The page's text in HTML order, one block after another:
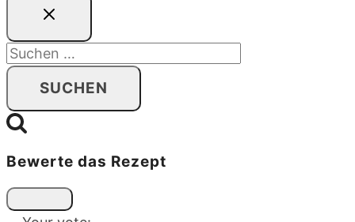
Suchen
nach:
Bewerte das Rezept